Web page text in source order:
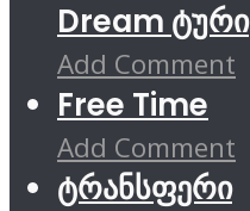
Dream ტური
Add Comment
Free Time
Add Comment
ტრანსფერი